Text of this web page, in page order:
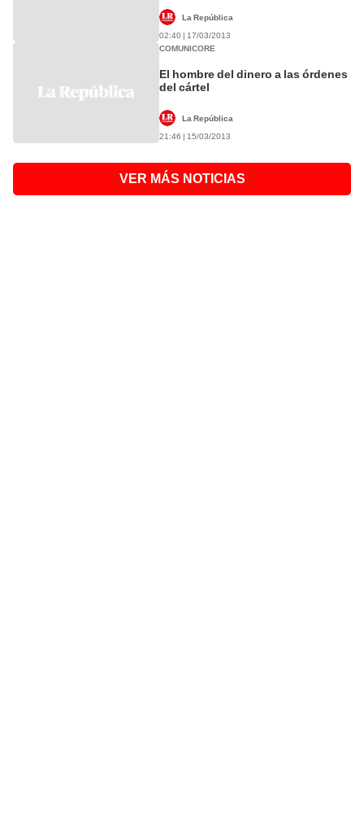
La República
02:40 | 17/03/2013
COMUNICORE
El hombre del dinero a las órdenes
del cártel
La República
21:46 | 15/03/2013
VER MÁS NOTICIAS